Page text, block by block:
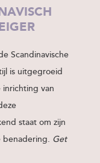
Scandinavische
is uitgegroeid
van
staat om zijn
benadering. Get